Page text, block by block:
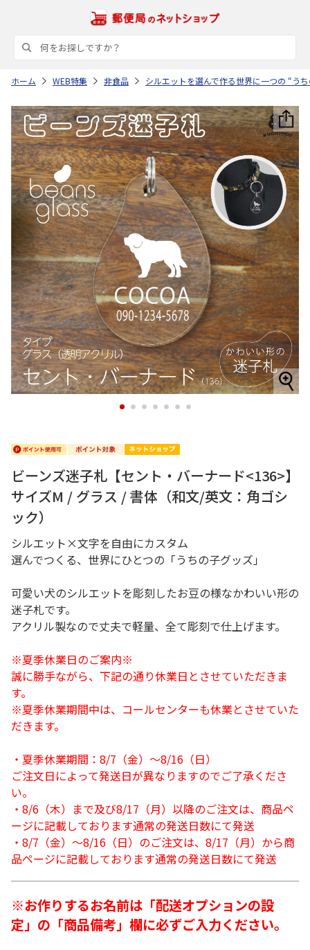
ホーム WEB特集 非食品 シルエットを選んで作る世界に一つの “う
1 2 3 4 5 6 7
ビーンズ迷子札【セント・バーナード<136>】
サイズM / グラス / 書体（和文/英文：角ゴシ
ック）
シルエット×文字を自由にカスタム
選んでつくる、世界にひとつの「うちの子グッズ」
可愛い犬のシルエットを彫刻したお豆の様なかわいい形の
迷子札です。
アクリル製なので丈夫で軽量、全て彫刻で仕上げます。
※夏季休業日のご案内※
誠に勝手ながら、下記の通り休業日とさせていただきま
す。
※夏季休業期間中は、コールセンターも休業とさせていた
だきます。
・夏季休業期間：8/7（金）～8/16（日）
ご注文日によって発送日が異なりますのでご了承くださ
い。
・8/6（木）まで及び8/17（月）以降のご注文は、商品ペ
ージに記載しております通常の発送日数にて発送
・8/7（金）～8/16（日）のご注文は、8/17（月）から商
品ページに記載しております通常の発送日数にて発送
※お作りするお名前は「配送オプションの設
定」の「商品備考」欄に必ずご入力ください。